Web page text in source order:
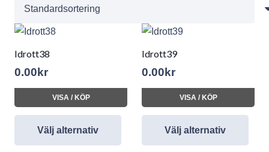
Idrott38
0.00 kr
VISA / KÖP
Välj alternativ
Idrott39
0.00 kr
VISA / KÖP
Välj alternativ